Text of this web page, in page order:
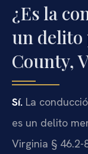
¿Es la
un delito
County,
Sí. La
es un delito
Virginia § 46.2-